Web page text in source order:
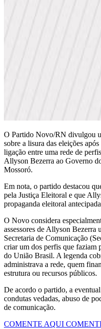
O Partido Novo/RN divulgou
sobre a lisura das eleições
ligação entre uma rede de
Allyson Bezerra ao Governo
Mossoró.
Em nota, o partido destacou
pela Justiça Eleitoral e que
propaganda eleitoral
O Novo considera
assessores de Allyson Bezerra
Secretaria de Comunicação
criar um dos perfis que faziam
do União Brasil. A legenda
administrava a rede, quem
estrutura ou recursos públicos.
De acordo o partido, a
condutas vedadas, abuso de
de comunicação.
COMENTE AQUI